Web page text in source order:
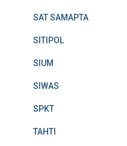
SAT SAMAPTA
SITIPOL
SIUM
SIWAS
SPKT
TAHTI